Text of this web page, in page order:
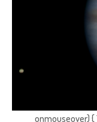
onmouseover) {